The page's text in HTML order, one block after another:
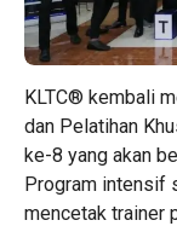
KLTC® kembali
dan Pelatihan
ke-8 yang akan
Program intensif
mencetak trainer